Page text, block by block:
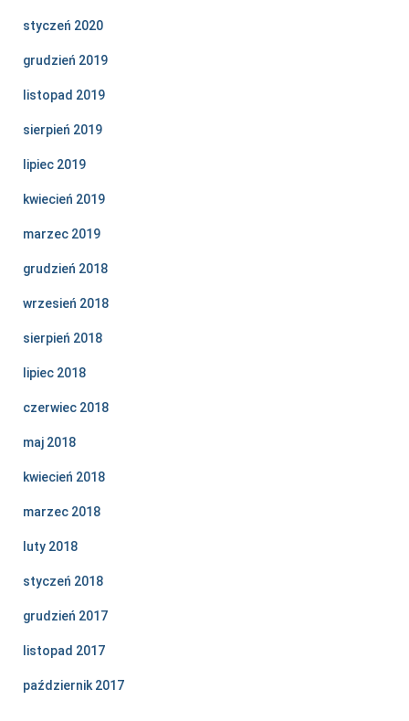
styczeń 2020
grudzień 2019
listopad 2019
sierpień 2019
lipiec 2019
kwiecień 2019
marzec 2019
grudzień 2018
wrzesień 2018
sierpień 2018
lipiec 2018
czerwiec 2018
maj 2018
kwiecień 2018
marzec 2018
luty 2018
styczeń 2018
grudzień 2017
listopad 2017
październik 2017